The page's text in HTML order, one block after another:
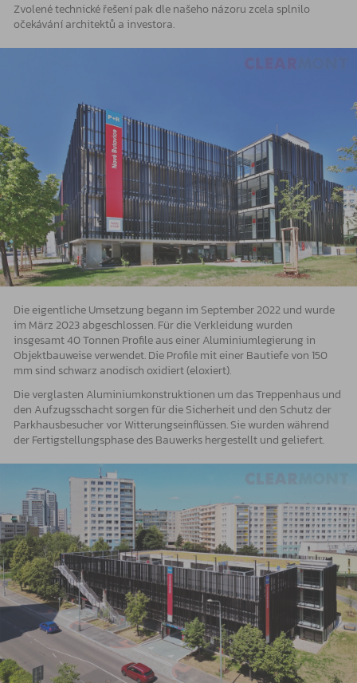
Zvolené technické řešení pak dle našeho názoru zcela splnilo
očekávání architektů a investora.
Die eigentliche Umsetzung begann im September 2022 und wurde
im März 2023 abgeschlossen. Für die Verkleidung wurden
insgesamt 40 Tonnen Profile aus einer Aluminiumlegierung in
Objektbauweise verwendet. Die Profile mit einer Bautiefe von 150
mm sind schwarz anodisch oxidiert (eloxiert).
Die verglasten Aluminiumkonstruktionen um das Treppenhaus und
den Aufzugsschacht sorgen für die Sicherheit und den Schutz der
Parkhausbesucher vor Witterungseinflüssen. Sie wurden während
der Fertigstellungsphase des Bauwerks hergestellt und geliefert.